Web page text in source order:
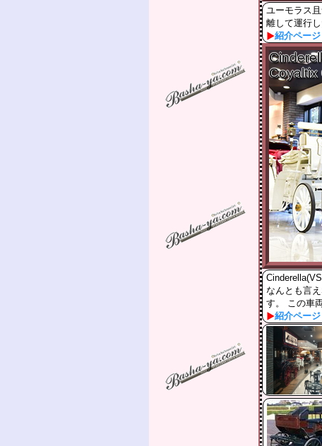
ユーモラス
離して運行
紹介ページ
Coyaltix
なんとも言
す。 この車
紹介ページ